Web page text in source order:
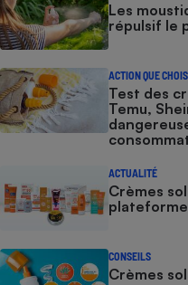
Les
répulsif le
ACTION QUE
Test des
Temu,
ACTUALITÉ
Crèmes
CONSEILS
Crèmes